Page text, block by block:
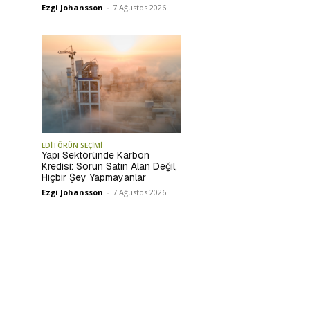
Ezgi Johansson - 7 Ağustos 2026
EDİTÖRÜN SEÇİMİ
Yapı Sektöründe Karbon
Kredisi: Sorun Satın Alan Değil,
Hiçbir Şey Yapmayanlar
Ezgi Johansson - 7 Ağustos 2026